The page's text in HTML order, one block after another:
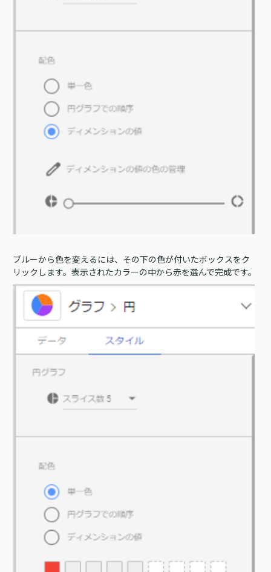
ブルーから色を変えるには、その下の色が付いたボックスをク
リックします。表示されたカラーの中から赤を選んで完成です。